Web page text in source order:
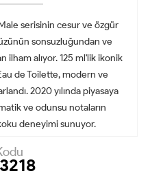
serisinin cesur ve özgür
sonsuzluğundan ve
ilham alıyor. 125 ml'lik ikonik
de Toilette, modern ve
2020 yılında piyasaya
ve odunsu notaların
deneyimi sunuyor.